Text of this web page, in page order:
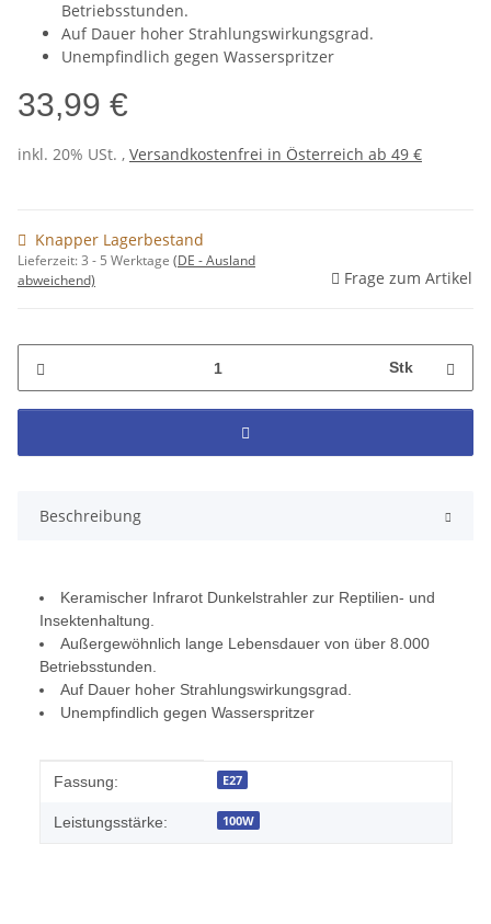
Betriebsstunden.
Auf Dauer hoher Strahlungswirkungsgrad.
Unempfindlich gegen Wasserspritzer
33,99 €
inkl. 20% USt. , Versandkostenfrei in Österreich ab 49 €
Knapper Lagerbestand
Lieferzeit:3 - 5 Werktage (DE - Ausland
abweichend)
Frage zum Artikel
Stk
Beschreibung
Keramischer Infrarot Dunkelstrahler zur Reptilien- und
Insektenhaltung.
Außergewöhnlich lange Lebensdauer von über 8.000
Betriebsstunden.
Auf Dauer hoher Strahlungswirkungsgrad.
Unempfindlich gegen Wasserspritzer
Produkteigenschaft
Wert
Fassung: E27
Leistungsstärke: 100W